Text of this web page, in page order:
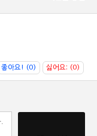
좋아요! (0) 싫어요; (0)